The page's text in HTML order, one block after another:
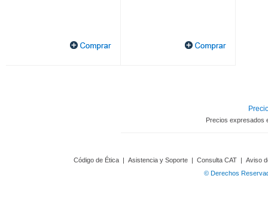
Precios expresados
Código de Ética | Asistencia y Soporte | Consulta CAT | Aviso
© Derechos